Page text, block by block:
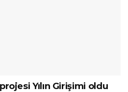
Yılın Girişimi oldu